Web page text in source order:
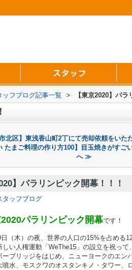
ッフブログ記事一覧 > 【東京2020】パラ
北区】東浅香山町2丁にて売却依頼をいた
たまご料理の作り方100】目玉焼きがすご
へ ≫
】パラリンピック開幕！！！
タッフブログ
パラリンピック開幕です！
（木）の夜、世界の人口の15%を占める
しい人権運動「WeThe15」の設立を祝って
ーブリッジをはじめ、ニューヨークのエン
噴水、モスクワのオスタンキノ・タワー、